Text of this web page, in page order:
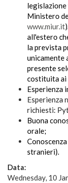
Ministero
www.miur.it
all'estero
la prevista
unicamente
presente
costituita ai
Esperienza
Esperienza
richiesti:
Buona
orale;
stranieri).
Data:
Wednesday, 10